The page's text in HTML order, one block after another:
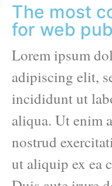
The most
for web
Lorem ipsum
adipiscing elit,
incididunt ut
aliqua. Ut enim
nostrud
ut aliquip ex ea